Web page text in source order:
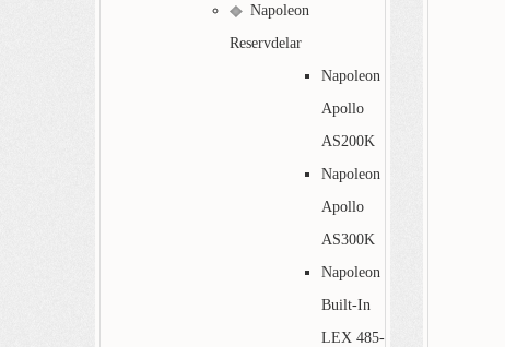
Napoleon
Reservdelar
Napoleon
Apollo
AS200K
Napoleon
Apollo
AS300K
Napoleon
Built-In
LEX 485-